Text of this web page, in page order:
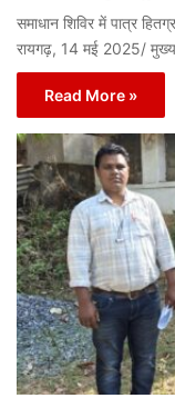
समाधान शिविर में पात्र
रायगढ़, 14 मई 2025/
Read More »